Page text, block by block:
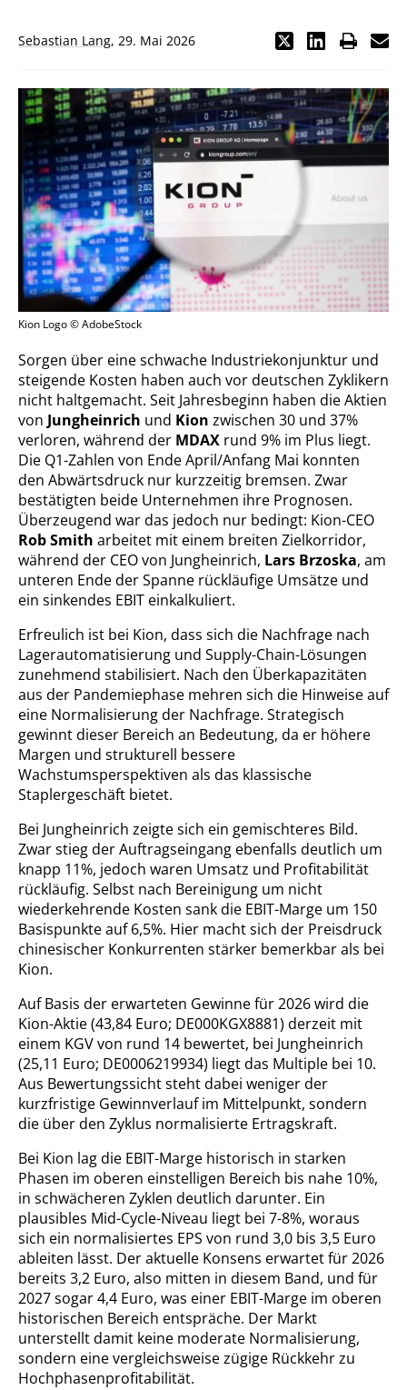
Sebastian Lang, 29. Mai 2026
Kion Logo © AdobeStock
Sorgen über eine schwache Industriekonjunktur und
steigende Kosten haben auch vor deutschen Zyklikern
nicht haltgemacht. Seit Jahresbeginn haben die Aktien
von Jungheinrich und Kion zwischen 30 und 37%
verloren, während der MDAX rund 9% im Plus liegt.
Die Q1-Zahlen von Ende April/Anfang Mai konnten
den Abwärtsdruck nur kurzzeitig bremsen. Zwar
bestätigten beide Unternehmen ihre Prognosen.
Überzeugend war das jedoch nur bedingt: Kion-CEO
Rob Smith arbeitet mit einem breiten Zielkorridor,
während der CEO von Jungheinrich, Lars Brzoska, am
unteren Ende der Spanne rückläufige Umsätze und
ein sinkendes EBIT einkalkuliert.
Erfreulich ist bei Kion, dass sich die Nachfrage nach
Lagerautomatisierung und Supply-Chain-Lösungen
zunehmend stabilisiert. Nach den Überkapazitäten
aus der Pandemiephase mehren sich die Hinweise auf
eine Normalisierung der Nachfrage. Strategisch
gewinnt dieser Bereich an Bedeutung, da er höhere
Margen und strukturell bessere
Wachstumsperspektiven als das klassische
Staplergeschäft bietet.
Bei Jungheinrich zeigte sich ein gemischteres Bild.
Zwar stieg der Auftragseingang ebenfalls deutlich um
knapp 11%, jedoch waren Umsatz und Profitabilität
rückläufig. Selbst nach Bereinigung um nicht
wiederkehrende Kosten sank die EBIT-Marge um 150
Basispunkte auf 6,5%. Hier macht sich der Preisdruck
chinesischer Konkurrenten stärker bemerkbar als bei
Kion.
Auf Basis der erwarteten Gewinne für 2026 wird die
Kion-Aktie (43,84 Euro; DE000KGX8881) derzeit mit
einem KGV von rund 14 bewertet, bei Jungheinrich
(25,11 Euro; DE0006219934) liegt das Multiple bei 10.
Aus Bewertungssicht steht dabei weniger der
kurzfristige Gewinnverlauf im Mittelpunkt, sondern
die über den Zyklus normalisierte Ertragskraft.
Bei Kion lag die EBIT-Marge historisch in starken
Phasen im oberen einstelligen Bereich bis nahe 10%,
in schwächeren Zyklen deutlich darunter. Ein
plausibles Mid-Cycle-Niveau liegt bei 7-8%, woraus
sich ein normalisiertes EPS von rund 3,0 bis 3,5 Euro
ableiten lässt. Der aktuelle Konsens erwartet für 2026
bereits 3,2 Euro, also mitten in diesem Band, und für
2027 sogar 4,4 Euro, was einer EBIT-Marge im oberen
historischen Bereich entspräche. Der Markt
unterstellt damit keine moderate Normalisierung,
sondern eine vergleichsweise zügige Rückkehr zu
Hochphasenprofitabilität.